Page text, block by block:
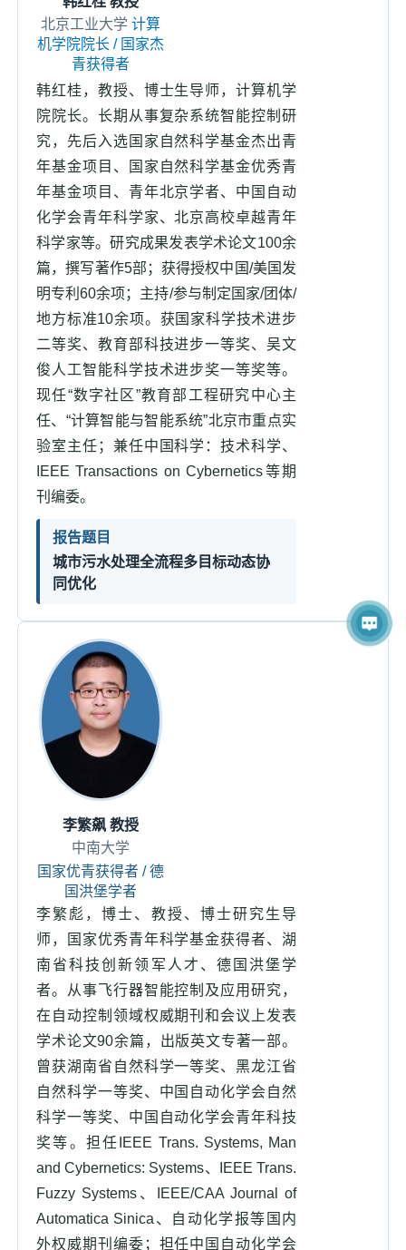
北京工业大学计算
机学院院长 / 国家杰
青获得者
韩红桂，教授、博士生导师，计算机学
院院长。长期从事复杂系统智能控制研
究，先后入选国家自然科学基金杰出青
年基金项目、国家自然科学基金优秀青
年基金项目、青年北京学者、中国自动
化学会青年科学家、北京高校卓越青年
科学家等。研究成果发表学术论文100余
篇，撰写著作5部；获得授权中国/美国发
明专利60余项；主持/参与制定国家/团体/
地方标准10余项。获国家科学技术进步
二等奖、教育部科技进步一等奖、吴文
俊人工智能科学技术进步奖一等奖等。
现任“数字社区”教育部工程研究中心主
任、“计算智能与智能系统”北京市重点实
验室主任；兼任中国科学：技术科学、
IEEE Transactions on Cybernetics等期
刊编委。
报告题目
城市污水处理全流程多目标动态协
同优化
李繁飙 教授
中南大学
国家优青获得者 / 德
国洪堡学者
李繁彪，博士、教授、博士研究生导
师，国家优秀青年科学基金获得者、湖
南省科技创新领军人才、德国洪堡学
者。从事飞行器智能控制及应用研究，
在自动控制领域权威期刊和会议上发表
学术论文90余篇，出版英文专著一部。
曾获湖南省自然科学一等奖、黑龙江省
自然科学一等奖、中国自动化学会自然
科学一等奖、中国自动化学会青年科技
奖等。担任IEEE Trans. Systems, Man
and Cybernetics: Systems、IEEE Trans.
Fuzzy Systems、IEEE/CAA Journal of
Automatica Sinica、自动化学报等国内
外权威期刊编委；担任中国自动化学会